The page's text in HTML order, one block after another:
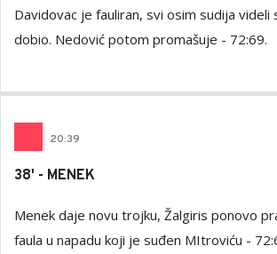
Davidovac je fauliran, svi osim sudija videli
dobio. Nedović potom promašuje - 72:69.
20:39
38' - MENEK
Menek daje novu trojku, Žalgiris ponovo
faula u napadu koji je suđen MItroviću -